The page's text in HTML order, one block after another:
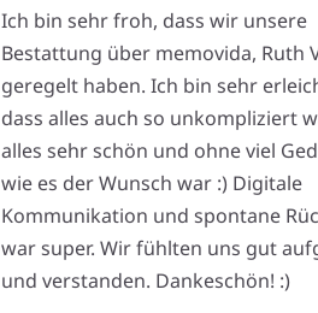
Ich bin sehr froh, dass wir unsere
Bestattung über memovida, Ruth
geregelt haben. Ich bin sehr
dass alles auch so unkompliziert
alles sehr schön und ohne viel
wie es der Wunsch war :) Digitale
Kommunikation und spontane
war super. Wir fühlten uns gut
und verstanden. Dankeschön! :)